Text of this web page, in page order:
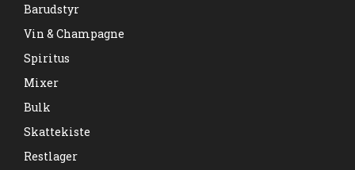
Barudstyr
Vin & Champagne
Spiritus
Mixer
Bulk
Skattekiste
Restlager